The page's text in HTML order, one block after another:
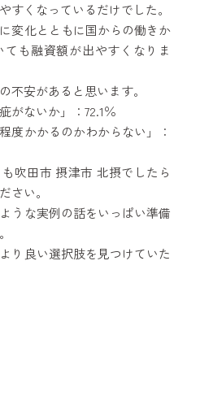
すくなっているだけでした。
変化とともに国からの働きか
も融資額が出やすくなりま
不安があると思います。
がないか」：72.1％
度かかるのかわからない」：
吹田市 摂津市 北摂でしたら
さい。
うな実例の話をいっぱい準備
り良い選択肢を見つけていた